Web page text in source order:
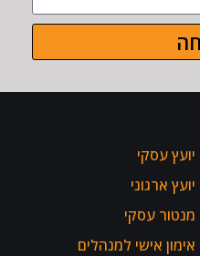
יועץ עסקי
יועץ ארגוני
מנטור עסקי
אימון אישי למנהלים